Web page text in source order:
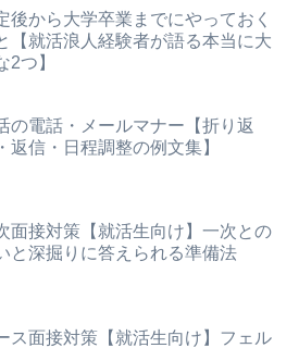
後から大学卒業までにやっておく
【就活浪人経験者が語る本当に大
2つ】
の電話・メールマナー【折り返
返信・日程調整の例文集】
面接対策【就活生向け】一次との
と深掘りに答えられる準備法
ス面接対策【就活生向け】フェル